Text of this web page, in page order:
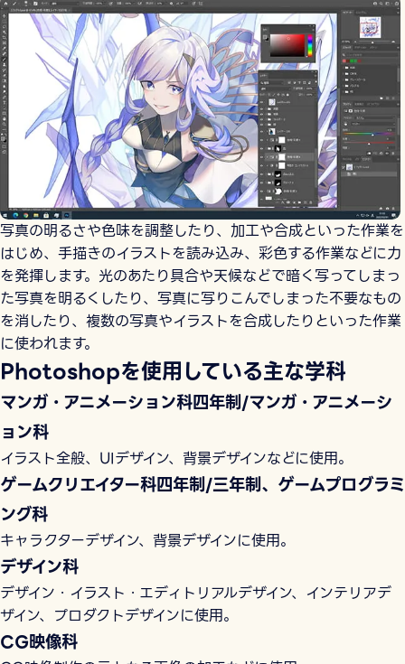
写真の明るさや色味を調整したり、加工や合成といった作業を
はじめ、手描きのイラストを読み込み、彩色する作業などに力
を発揮します。光のあたり具合や天候などで暗く写ってしまっ
た写真を明るくしたり、写真に写りこんでしまった不要なもの
を消したり、複数の写真やイラストを合成したりといった作業
に使われます。
Photoshopを使用している主な学科
マンガ・アニメーション科四年制/マンガ・アニメーシ
ョン科
イラスト全般、UIデザイン、背景デザインなどに使用。
ゲームクリエイター科四年制/三年制、ゲームプログラミ
ング科
キャラクターデザイン、背景デザインに使用。
デザイン科
デザイン・イラスト・エディトリアルデザイン、インテリアデ
ザイン、プロダクトデザインに使用。
CG映像科